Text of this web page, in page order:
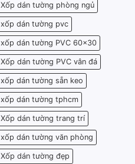
Xốp dán tường phòng ngủ
xốp dán tường pvc
xốp dán tường PVC 60x30
Xốp dán tường PVC vân đá
xốp dán tường sẵn keo
xốp dán tường tphcm
Xốp dán tường trang trí
xốp dán tường văn phòng
Xốp dán tường đẹp